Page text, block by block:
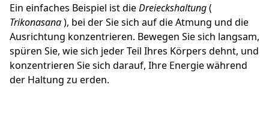
Ein einfaches Beispiel ist dieDreieckshaltung(
Trikonasana), bei der Sie sich auf die Atmung und die
Ausrichtung konzentrieren. Bewegen Sie sich langsam,
spüren Sie, wie sich jeder Teil Ihres Körpers dehnt, und
konzentrieren Sie sich darauf, Ihre Energie während
der Haltung zu erden.